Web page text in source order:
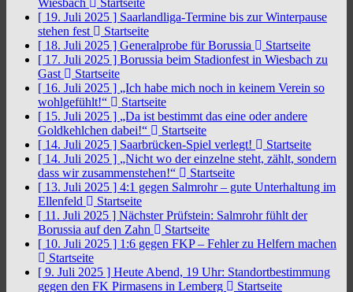
Wiesbach
Startseite
[ 19. Juli 2025 ] Saarlandliga-Termine bis zur Winterpause
stehen fest
Startseite
[ 18. Juli 2025 ] Generalprobe für Borussia
Startseite
[ 17. Juli 2025 ] Borussia beim Stadionfest in Wiesbach zu
Gast
Startseite
[ 16. Juli 2025 ] „Ich habe mich noch in keinem Verein so
wohlgefühlt!“
Startseite
[ 15. Juli 2025 ] „Da ist bestimmt das eine oder andere
Goldkehlchen dabei!“
Startseite
[ 14. Juli 2025 ] Saarbrücken-Spiel verlegt!
Startseite
[ 14. Juli 2025 ] „Nicht wo der einzelne steht, zählt, sondern
dass wir zusammenstehen!“
Startseite
[ 13. Juli 2025 ] 4:1 gegen Salmrohr – gute Unterhaltung im
Ellenfeld
Startseite
[ 11. Juli 2025 ] Nächster Prüfstein: Salmrohr fühlt der
Borussia auf den Zahn
Startseite
[ 10. Juli 2025 ] 1:6 gegen FKP – Fehler zu Helfern machen
Startseite
[ 9. Juli 2025 ] Heute Abend, 19 Uhr: Standortbestimmung
gegen den FK Pirmasens in Lemberg
Startseite